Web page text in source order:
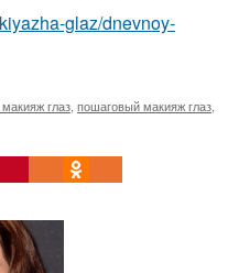
glaz/dnevnoy-
глаз, пошаговый макияж глаз,